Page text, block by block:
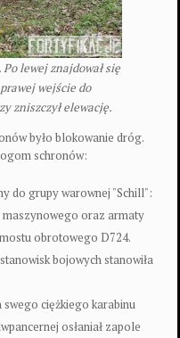
lewej znajdował się
wejście do
zniszczył elewację.
było blokowanie dróg.
schronów:
do grupy warownej "Schill":
oraz armaty
obrotowego D724.
bojowych stanowiła
swego ciężkiego karabinu
osłaniał zapole